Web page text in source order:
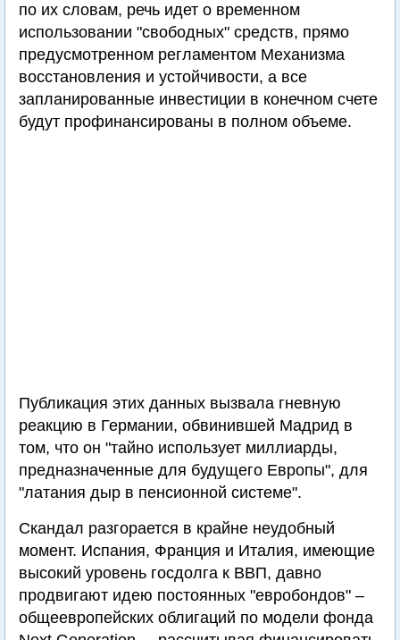
по их словам, речь идет о временном
использовании "свободных" средств, прямо
предусмотренном регламентом Механизма
восстановления и устойчивости, а все
запланированные инвестиции в конечном счете
будут профинансированы в полном объеме.
Публикация этих данных вызвала гневную
реакцию в Германии, обвинившей Мадрид в
том, что он "тайно использует миллиарды,
предназначенные для будущего Европы", для
"латания дыр в пенсионной системе".
Скандал разгорается в крайне неудобный
момент. Испания, Франция и Италия, имеющие
высокий уровень госдолга к ВВП, давно
продвигают идею постоянных "евробондов" –
общеевропейских облигаций по модели фонда